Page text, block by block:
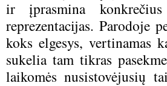
ir įprasmina
reprezentacijas. Parodoje
koks elgesys, vertinamas
sukelia tam tikras
laikomės nusistovėjusių